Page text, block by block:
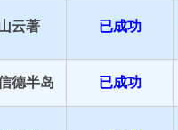
云著 已成功
德半岛 已成功